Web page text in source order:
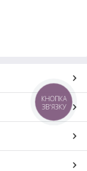
КНОПКА
ЗВ'ЯЗКУ